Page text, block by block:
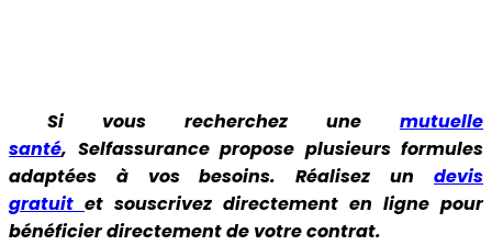
Si vous recherchez une mutuelle
santé, Selfassurance propose plusieurs formules
adaptées à vos besoins. Réalisez un devis
gratuit et souscrivez directement en ligne pour
bénéficier directement de votre contrat.